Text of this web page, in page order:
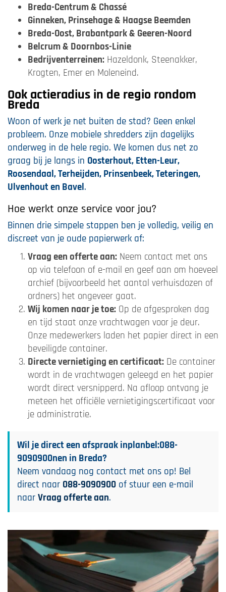
Breda-Centrum & Chassé
Ginneken, Prinsehage & Haagse Beemden
Breda-Oost, Brabantpark & Geeren-Noord
Belcrum & Doornbos-Linie
Bedrijventerreinen: Hazeldonk, Steenakker,
Krogten, Emer en Moleneind.
Ook actieradius in de regio rondom
Breda
Woon of werk je net buiten de stad? Geen enkel
probleem. Onze mobiele shredders zijn dagelijks
onderweg in de hele regio. We komen dus net zo
graag bij je langs in Oosterhout, Etten-Leur,
Roosendaal, Terheijden, Prinsenbeek, Teteringen,
Ulvenhout en Bavel.
Hoe werkt onze service voor jou?
Binnen drie simpele stappen ben je volledig, veilig en
discreet van je oude papierwerk af:
Vraag een offerte aan: Neem contact met ons
op via telefoon of e-mail en geef aan om hoeveel
archief (bijvoorbeeld het aantal verhuisdozen of
ordners) het ongeveer gaat.
Wij komen naar je toe: Op de afgesproken dag
en tijd staat onze vrachtwagen voor je deur.
Onze medewerkers laden het papier direct in een
beveiligde container.
Directe vernietiging en certificaat: De container
wordt in de vrachtwagen geleegd en het papier
wordt direct versnipperd. Na afloop ontvang je
meteen het officiële vernietigingscertificaat voor
je administratie.
Wil je direct een afspraak inplanbel:088-
9090900nen in Breda?
Neem vandaag nog contact met ons op! Bel
direct naar 088-9090900 of stuur een e-mail
naar Vraag offerte aan.